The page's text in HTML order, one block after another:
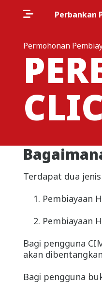
Perbankan
Permohonan
Terdapat dua
Pembiayaan
Pembiayaan
Bagi pengguna
akan
Bagi pengguna